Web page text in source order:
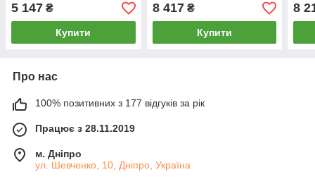
5 147 ₴
Купити
8 417₴
Купити
8
Про нас
100% позитивних з 177 відгуків за рік
Працює з 28.11.2019
м. Дніпро
ул. Шевченко, 10, Дніпро, Україна